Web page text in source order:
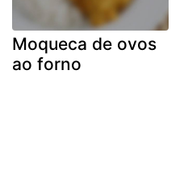
Moqueca de ovos
ao forno